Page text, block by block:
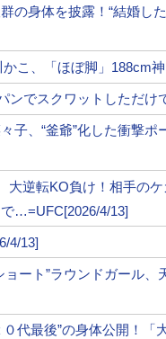
の身体を披露！“結婚し
かこ、「ほぼ脚」188cm
ンでスクワットしただ
子、“釜爺”化した衝撃ポ
大逆転KO負け！相手の
…=UFC[2026/4/13]
4/13]
ョート”ラウンドガール、
０代最後”の身体公開！